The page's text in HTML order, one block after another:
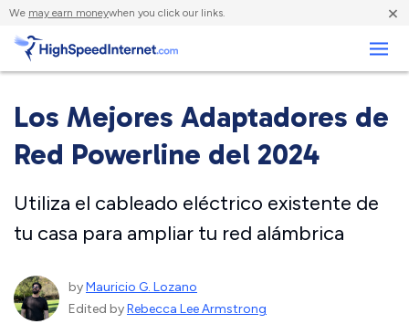
We may earn moneywhen you click our links. ×
Los Mejores Adaptadores de
Red Powerline del 2024
Utiliza el cableado eléctrico existente de
tu casa para ampliar tu red alámbrica
byMauricio G. Lozano
Edited byRebecca Lee Armstrong